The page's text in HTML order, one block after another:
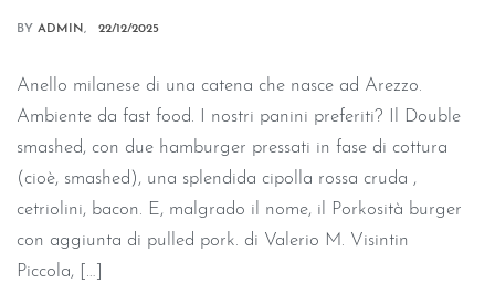
BY ADMIN 22/12/2025
Anello milanese di una catena che nasce ad Arezzo.
Ambiente da fast food. I nostri panini preferiti? Il Double
smashed, con due hamburger pressati in fase di cottura
(cioè, smashed), una splendida cipolla rossa cruda ,
cetriolini, bacon. E, malgrado il nome, il Porkosità burger
con aggiunta di pulled pork. di Valerio M. Visintin
Piccola, […]